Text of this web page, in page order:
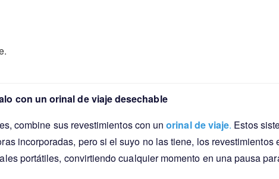
con un orinal de viaje desechable
combine sus revestimientos con unorinal de viaje. Estos
incorporadas, pero si el suyo no las tiene, los revestimientos
portátiles, convirtiendo cualquier momento en una pausa